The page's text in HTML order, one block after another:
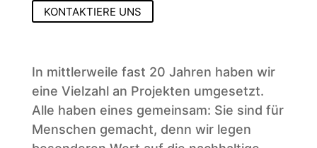
KONTAKTIERE UNS
In mittlerweile fast 20 Jahren haben wir
eine Vielzahl an Projekten umgesetzt.
Alle haben eines gemeinsam: Sie sind für
Menschen gemacht, denn wir legen